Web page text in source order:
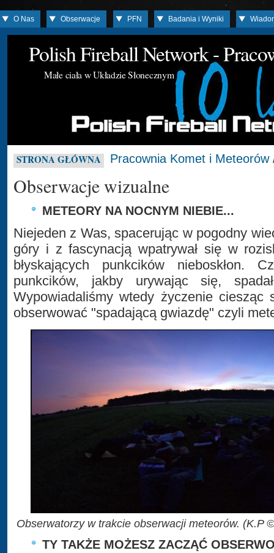
O Nas Obserwacje PFN Badania i Wyniki
Polish Fireball Network -
Małe ciała w Układzie Słonecznym
STRONA GŁÓWNA Pracownia Komet i Meteorów
Obserwacje wizualne
METEORY NA NOCNYM NIEBIE...
Niejeden z Was, spacerując w pogodny
góry i z fascynacją wpatrywał się w
błyskających punkcików nieboskłon.
punkcików, jakby urywając się,
Wypowiadaliśmy wtedy życzenie ciesząc
obserwować "spadającą gwiazdę" czyli
Obserwatorzy w trakcie obserwacji meteorów. (K.P
TY TAKŻE MOŻESZ ZACZĄĆ